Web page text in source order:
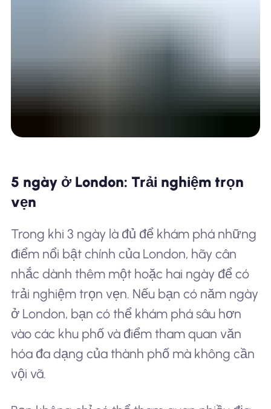
5 ngày ở London: Trải nghiệm trọn
vẹn
Trong khi 3 ngày là đủ để khám phá những
điểm nổi bật chính của London, hãy cân
nhắc dành thêm một hoặc hai ngày để có
trải nghiệm trọn vẹn. Nếu bạn có năm ngày
ở London, bạn có thể khám phá sâu hơn
vào các khu phố và điểm tham quan văn
hóa đa dạng của thành phố mà không cần
vội vã.